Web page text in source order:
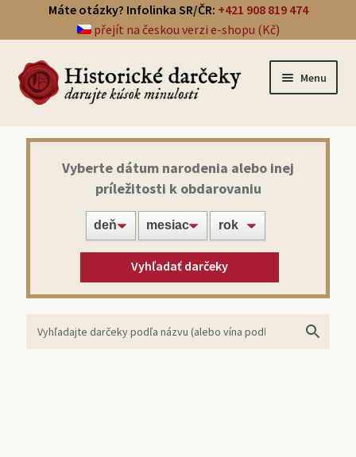
Máte otázky? Infolinka SR/ČR: +421 908 819 474
přejít na českou verzi e-shopu (Kč)
Menu
Prehľad darčekov
Noviny zo dňa narodenia
Víno z roku narodenia
Vyberte dátum narodenia alebo inej
príležitosti k obdarovaniu
Vyhľadať darčeky